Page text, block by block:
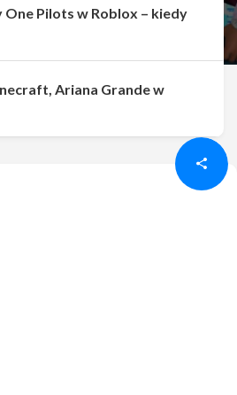
Pilots w Roblox – kiedy
Ariana Grande w